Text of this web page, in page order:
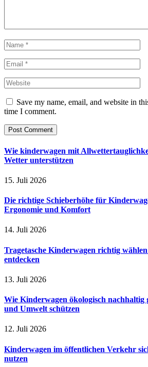
Save my name, email, and website in
time I comment.
Wie kinderwagen mit
Wetter unterstützen
15. Juli 2026
Die richtige Schieberhöhe für
Ergonomie und Komfort
14. Juli 2026
Tragetasche Kinderwagen richtig
entdecken
13. Juli 2026
Wie Kinderwagen ökologisch nachhaltig
und Umwelt schützen
12. Juli 2026
Kinderwagen im öffentlichen Verkehr
nutzen